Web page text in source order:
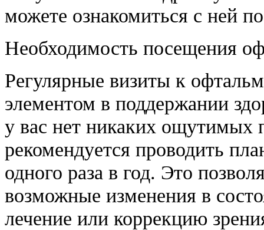
можете ознакомиться с ней
Необходимость посещения
Регулярные визиты к
элементом в поддержании
у вас нет никаких ощутимых
рекомендуется проводить
одного раза в год. Это
возможные изменения в
лечение или коррекцию